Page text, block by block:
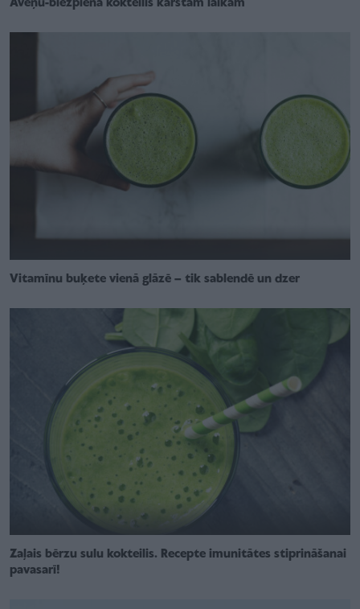
Aveņu-biezpiena kokteilis karstam laikam
Vitamīnu buķete vienā glāzē – tik sablendē un dzer
Zaļais bērzu sulu kokteilis. Recepte imunitātes stiprināšanai
pavasarī!